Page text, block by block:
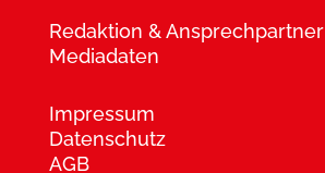
Redaktion & Ansprechpartner
Mediadaten
Impressum
Datenschutz
AGB